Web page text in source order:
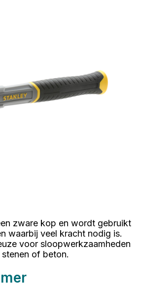
zware kop en wordt gebruikt
waarbij veel kracht nodig is.
voor sloopwerkzaamheden
of beton.